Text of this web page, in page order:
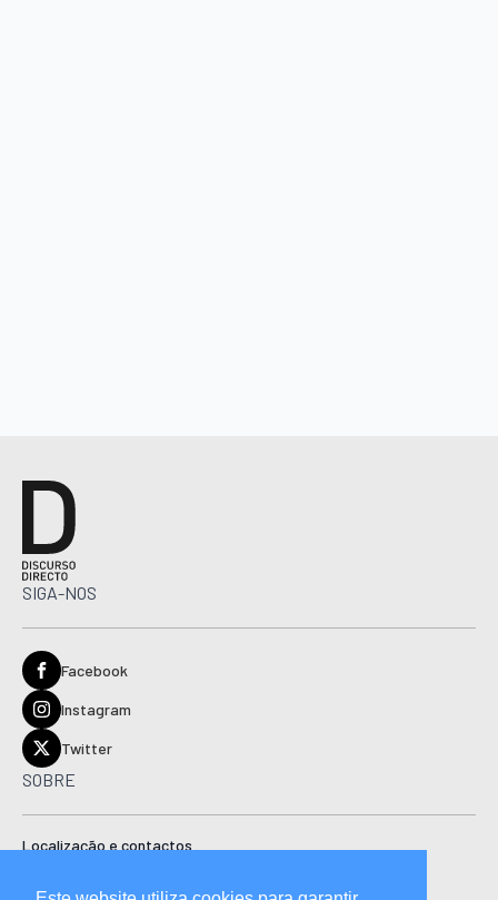
SIGA-NOS
Facebook
Instagram
Twitter
SOBRE
Localização e contactos